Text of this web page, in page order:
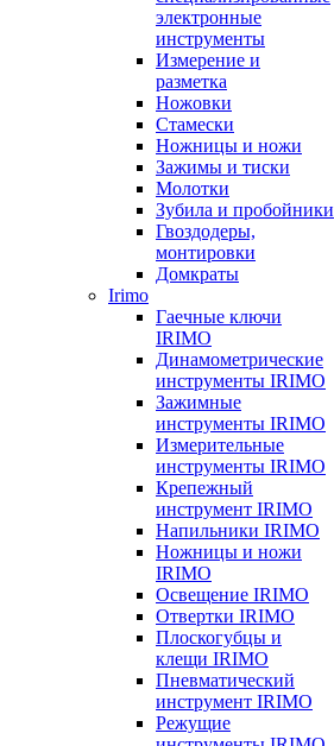
электронные
инструменты
Измерение и
разметка
Ножовки
Стамески
Ножницы и ножи
Зажимы и тиски
Молотки
Зубила и пробойники
Гвоздодеры,
монтировки
Домкраты
Irimo
Гаечные ключи
IRIMO
Динамометрические
инструменты IRIMO
Зажимные
инструменты IRIMO
Измерительные
инструменты IRIMO
Крепежный
инструмент IRIMO
Напильники IRIMO
Ножницы и ножи
IRIMO
Освещение IRIMO
Отвертки IRIMO
Плоскогубцы и
клещи IRIMO
Пневматический
инструмент IRIMO
Режущие